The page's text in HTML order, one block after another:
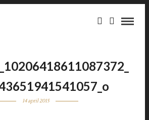
14 april 2015